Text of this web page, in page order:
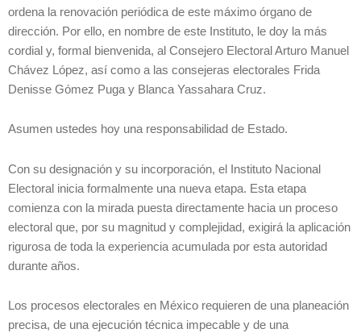
ordena la renovación periódica de este máximo órgano de
dirección. Por ello, en nombre de este Instituto, le doy la más
cordial y, formal bienvenida, al Consejero Electoral Arturo Manuel
Chávez López, así como a las consejeras electorales Frida
Denisse Gómez Puga y Blanca Yassahara Cruz.
Asumen ustedes hoy una responsabilidad de Estado.
Con su designación y su incorporación, el Instituto Nacional
Electoral inicia formalmente una nueva etapa. Esta etapa
comienza con la mirada puesta directamente hacia un proceso
electoral que, por su magnitud y complejidad, exigirá la aplicación
rigurosa de toda la experiencia acumulada por esta autoridad
durante años.
Los procesos electorales en México requieren de una planeación
precisa, de una ejecución técnica impecable y de una